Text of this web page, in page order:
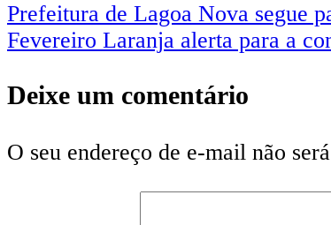
Prefeitura de Lagoa Nova segue
Fevereiro Laranja alerta para a
Deixe um comentário
O seu endereço de e-mail não